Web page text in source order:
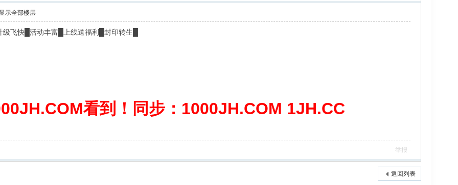
示全部楼层
飞快█活动丰富█上线送福利█封印转生█
看到！同步：1000JH.COM 1JH.CC
举报
返回列表